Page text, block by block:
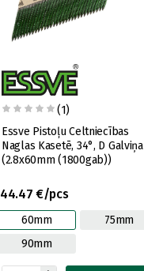
(1)
Essve Pistoļu Celtniecības
Naglas Kasetē, 34°, D Galviņa
(2.8x60mm (1800gab))
44.47 €/pcs
60mm
75mm
90mm